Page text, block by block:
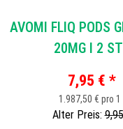
AVOMI FLIQ PODS
20MG I 2
7,95 € *
1.987,50 € pro 1 l
Alter Preis: